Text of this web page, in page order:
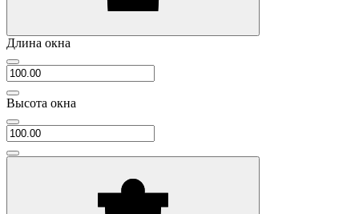
Длина окна
Высота окна